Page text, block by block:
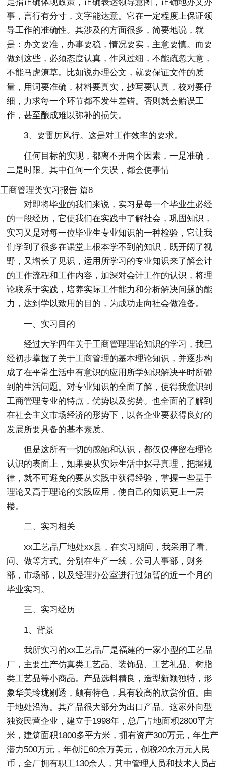
事，言行有分寸，文字能达意。它在一定程度上保证领
导工作的准确性。其涉及的方面很多，简要地说，就
是：办文要准，办事要稳，情况要实，主意要慎。而要
做到这些，必须态度认真，作风过细，不能疏忽大意，
不能马虎潦草。比如说办理公文，就要保证文件的质
量，用词要准确，材料要真实，抄写要认真，校对要仔
细，力求每一个环节都不发生差错。否则就会贻误工
作，甚至酿成难以弥补的损失。
3、要雷厉风行。这是对工作效率的要求。
任何目标的实现，都离不开两个因素，一是准确，
二是时限。其中任何一个失误，都会使事情
工商管理类实习报告 篇8
对即将毕业的我们来说，实习是每一个毕业生必经
的一段经历，它使我们在实践中了解社会，巩固知识，
实习又是对每一位毕业生专业知识的一种检验，它让我
们学到了很多在课堂上根本学不到的知识，既开阔了视
野，又增长了见识，运用所学习的专业知识来了解会计
的工作流程和工作内容，加深对会计工作的认识，将理
论联系于实践，培养实际工作能力和分析解决问题的能
力，达到学以致用的目的，为成功走向社会做准备。
一、实习目的
经过大学四年关于工商管理理论知识的学习，我已
经初步掌握了关于工商管理的基本理论知识，并逐步构
成了在平常生活中有意识的应用所学知识解决平时所碰
到的生活问题。对专业知识的全面了解，使得我意识到
工商管理专业的特点，优势以及劣势。也全面的了解到
在社会主义市场经济的形势下，以各企业要获得良好的
发展所要具备的基本素质。
但是这所有一切的感触和认识，都仅仅停留在理论
认识的表面上，如果要从实际生活中探寻真理，把握规
律，就不可避免的要从实践中获得经验，掌握一些基于
理论又高于理论的实践应用，使自己的知识更上一层
楼。
二、实习相关
xx工艺品厂地处xx县，在实习期间，我采用了看、
问、做等方式。分别在生产一线，公司人事部，财务
部，市场部，以及经理办公室进行过短暂的近一个月的
毕业实习。
三、实习经历
1、背景
我所实习的xx工艺品厂是福建的一家小型的工艺品
厂，主要生产仿真类工艺品、装饰品、工艺礼品、树脂
类工艺品等小商品。产品选料精良，造型新颖独特，形
象华美玲珑剔透，颇有特色，具有较高的欣赏价值。由
于地处沿海。其产品很大部分为出口产品。这家外向型
独资民营企业，建立于1998年，总厂占地面积2800平方
米，建筑面积1800多平方米，拥有资产300万元，年生产
潜力500万元，年创汇60余万美元，创税20余万元人民
币，全厂拥有职工130余人，其中管理人员和技术人员占